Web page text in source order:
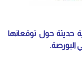
حديثة حول توقعاتها
البورصة.